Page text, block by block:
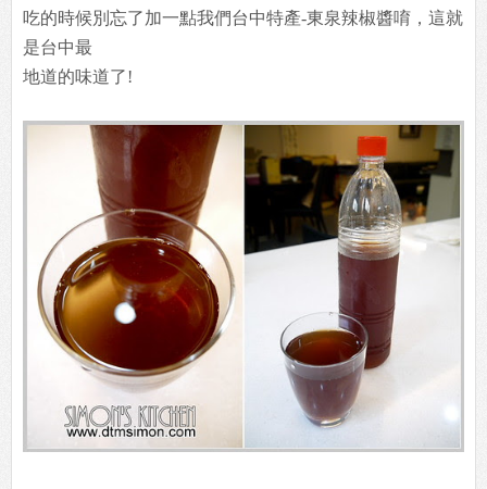
吃的時候別忘了加一點我們台中特產-東泉辣椒醬唷，這就
是台中最
地道的味道了!